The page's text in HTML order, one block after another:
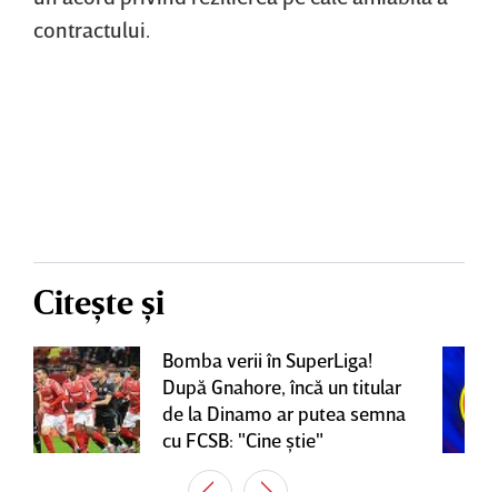
contractului.
Citește și
Bomba verii în SuperLiga!
După Gnahore, încă un titular
de la Dinamo ar putea semna
cu FCSB: "Cine ştie"